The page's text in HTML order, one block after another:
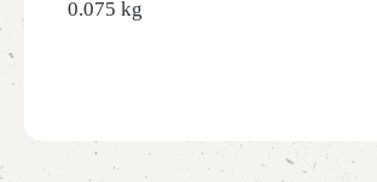
0.075 kg